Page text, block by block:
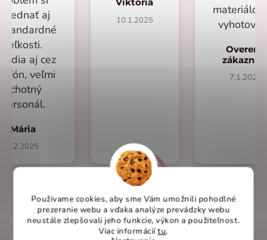
Použivame cookies, aby sme Vám umožnili pohodlné
prezeranie webu a vďaka analýze prevádzky webu
neustále zlepšovali jeho funkcie, výkon a použiteľnost.
Viac informáciítu.
aj
veľkosti.
aj cez
veľmi
ochotný
personál.
Mária
1.2.2025
Viktoria
10.1.2025
Overený
7.1.2025
Overené recenzie na heureka.sk